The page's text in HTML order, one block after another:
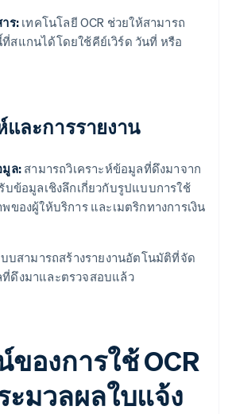
ร: เทคโนโลยี OCR ช่วยให้สามารถ
สแกนได้โดยใช้คีย์เวิร์ด วันที่ หรือ
และการรายงาน
มูล: สามารถวิเคราะห์ข้อมูลที่ดึงมาจาก
บข้อมูลเชิงลึกเกี่ยวกับรูปแบบการใช้
ของผู้ให้บริการ และเมตริกทางการเงิน
บสามารถสร้างรายงานอัตโนมัติที่จัด
ดึงมาและตรวจสอบแล้ว
องการใช้ OCR
ะมวลผลใบแจ้ง